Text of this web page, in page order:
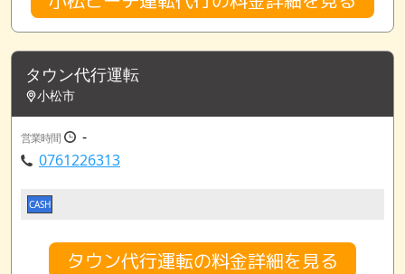
タウン代行運転
小松市
営業時間
-
0761226313
CASH
タウン代行運転の料金詳細を見る